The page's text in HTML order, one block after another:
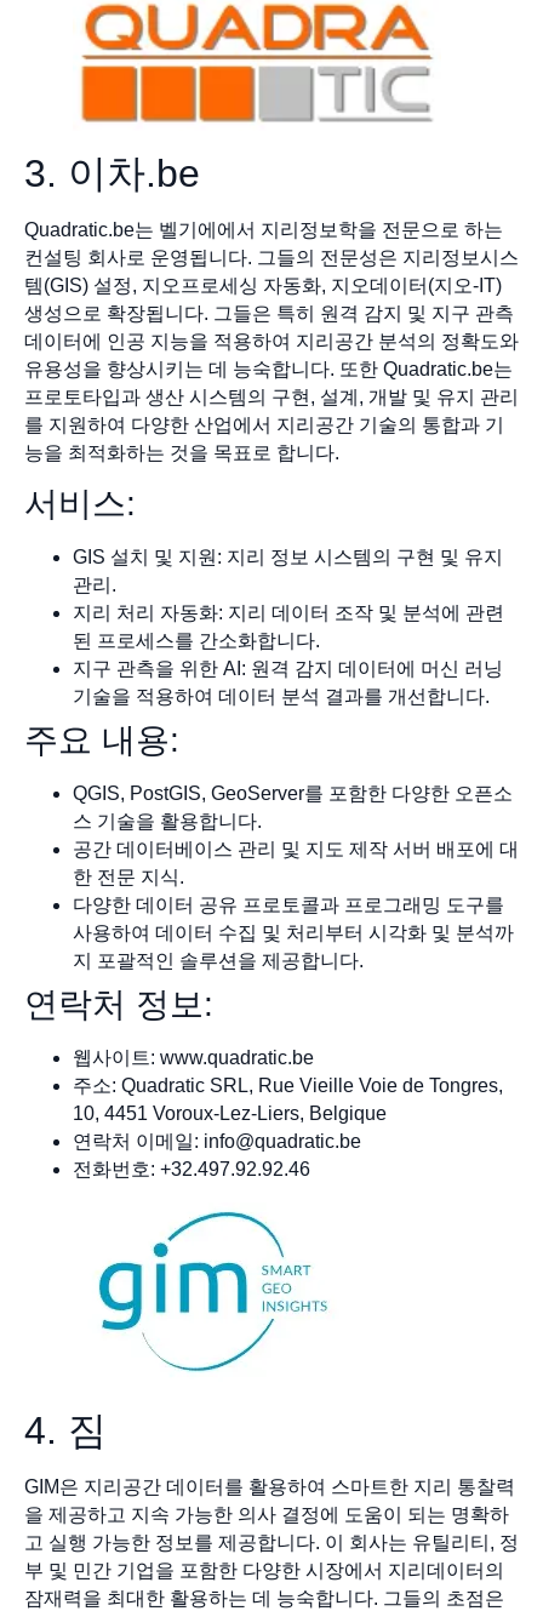
3. 이차.be
Quadratic.be는 벨기에에서 지리정보학을 전문으로 하는
컨설팅 회사로 운영됩니다. 그들의 전문성은 지리정보시스
템(GIS) 설정, 지오프로세싱 자동화, 지오데이터(지오-IT)
생성으로 확장됩니다. 그들은 특히 원격 감지 및 지구 관측
데이터에 인공 지능을 적용하여 지리공간 분석의 정확도와
유용성을 향상시키는 데 능숙합니다. 또한 Quadratic.be는
프로토타입과 생산 시스템의 구현, 설계, 개발 및 유지 관리
를 지원하여 다양한 산업에서 지리공간 기술의 통합과 기
능을 최적화하는 것을 목표로 합니다.
서비스:
GIS 설치 및 지원: 지리 정보 시스템의 구현 및 유지
관리.
지리 처리 자동화: 지리 데이터 조작 및 분석에 관련
된 프로세스를 간소화합니다.
지구 관측을 위한 AI: 원격 감지 데이터에 머신 러닝
기술을 적용하여 데이터 분석 결과를 개선합니다.
주요 내용:
QGIS, PostGIS, GeoServer를 포함한 다양한 오픈소
스 기술을 활용합니다.
공간 데이터베이스 관리 및 지도 제작 서버 배포에 대
한 전문 지식.
다양한 데이터 공유 프로토콜과 프로그래밍 도구를
사용하여 데이터 수집 및 처리부터 시각화 및 분석까
지 포괄적인 솔루션을 제공합니다.
연락처 정보:
웹사이트: www.quadratic.be
주소: Quadratic SRL, Rue Vieille Voie de Tongres,
10, 4451 Voroux-Lez-Liers, Belgique
연락처 이메일: info@quadratic.be
전화번호: +32.497.92.92.46
4. 짐
GIM은 지리공간 데이터를 활용하여 스마트한 지리 통찰력
을 제공하고 지속 가능한 의사 결정에 도움이 되는 명확하
고 실행 가능한 정보를 제공합니다. 이 회사는 유틸리티, 정
부 및 민간 기업을 포함한 다양한 시장에서 지리데이터의
잠재력을 최대한 활용하는 데 능숙합니다. 그들의 초점은